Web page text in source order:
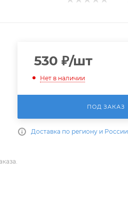
530 ₽/шт
Нет в наличии
ПОД ЗАКАЗ
Доставка по региону и России